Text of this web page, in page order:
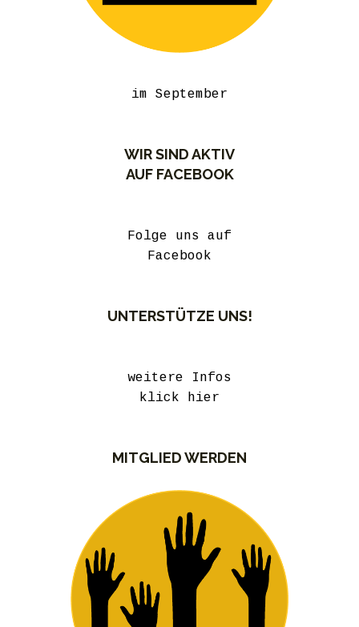
im September
WIR SIND AKTIV
AUF FACEBOOK
Folge uns auf
Facebook
UNTERSTÜTZE UNS!
weitere Infos
klick hier
MITGLIED WERDEN